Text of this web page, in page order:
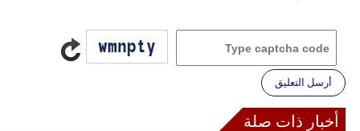
أرسل التعليق
أخبار ذات صلة